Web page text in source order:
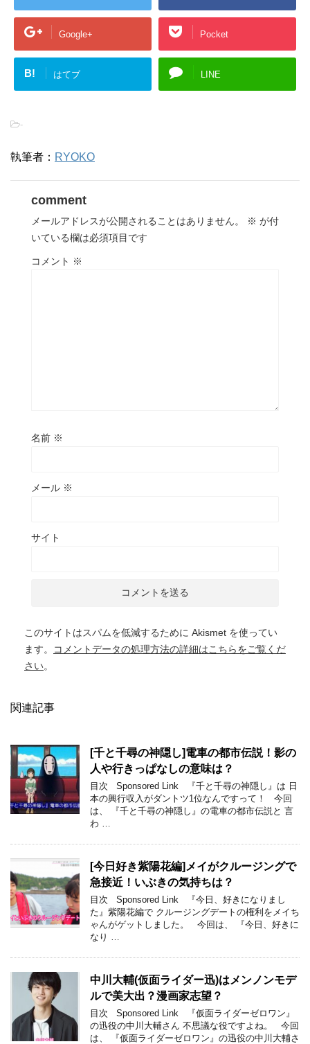
Google+ Pocket
B! はてブ LINE
-
執筆者： RYOKO
comment
メールアドレスが公開されることはありません。 ※ が付
いている欄は必須項目です
コメント ※
名前 ※
メール ※
サイト
このサイトはスパムを低減するために Akismet を使ってい
ます。
コメントデータの処理方法の詳細はこちらをご覧くだ
さい。
関連記事
[千と千尋の神隠し]電車の都市伝説！影の
人や行きっぱなしの意味は？
目次 Sponsored Link 『千と千尋の神隠し』は 日
本の興行収入がダントツ1位なんですって！ 今回
は、 『千と千尋の神隠し』の電車の都市伝説と 言
わ …
[今日好き紫陽花編]メイがクルージングで
急接近！いぶきの気持ちは？
目次 Sponsored Link 『今日、好きになりまし
た』紫陽花編で クルージングデートの権利をメイち
ゃんがゲットしました。 今回は、 『今日、好きに
なり …
中川大輔(仮面ライダー迅)はメンノンモデ
ルで美大出？漫画家志望？
目次 Sponsored Link 『仮面ライダーゼロワン』
の迅役の中川大輔さん 不思議な役ですよね。 今回
は、 『仮面ライダーゼロワン』の迅役の中川大輔さ